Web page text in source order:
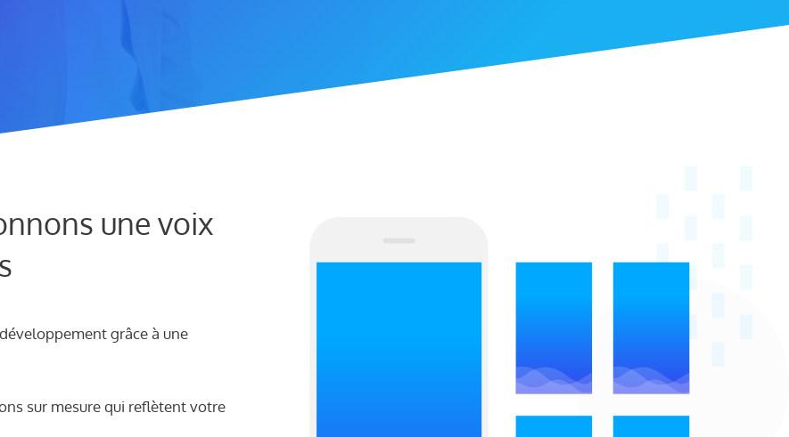
une voix
grâce à une
sur mesure qui reflètent votre